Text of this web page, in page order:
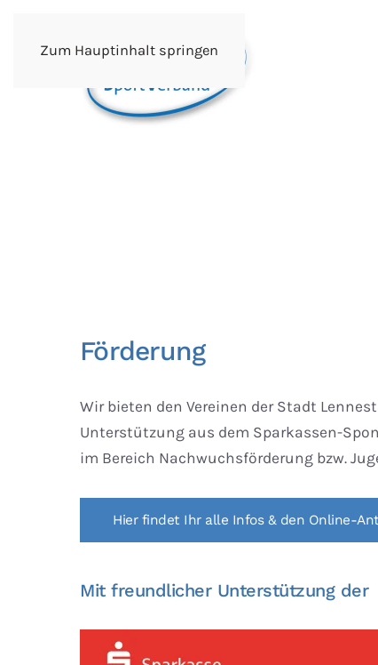
Zum Hauptinhalt springen
Förderung
Wir bieten den Vereinen der Stadt
Unterstützung aus dem Sparkassen-
im Bereich Nachwuchsförderung bzw.
Hier findet Ihr alle Infos & den Online-
Mit freundlicher Unterstützung der